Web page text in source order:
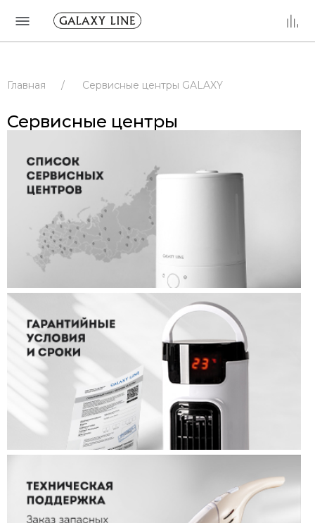
Главная / Сервисные центры GALAXY
Сервисные центры